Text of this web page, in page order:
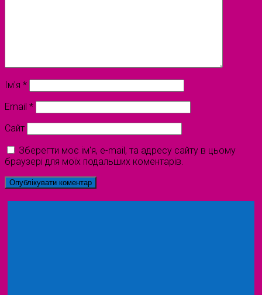
Ім'я *
Email *
Сайт
Зберегти моє ім'я, e-mail, та адресу сайту в цьому
браузері для моїх подальших коментарів.